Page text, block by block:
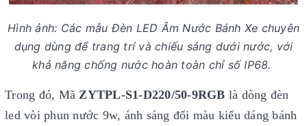
Hình ảnh: Các mẫu Đèn LED Âm Nước Bánh Xe chuyên
dụng dùng để trang trí và chiếu sáng dưới nước, với
khả năng chống nước hoàn toàn chỉ số IP68.
Trong đó, MãZYTPL-S1-D220/50-9RGB là dòng đèn
led vòi phun nước 9w, ánh sáng đổi màu kiểu dáng bánh